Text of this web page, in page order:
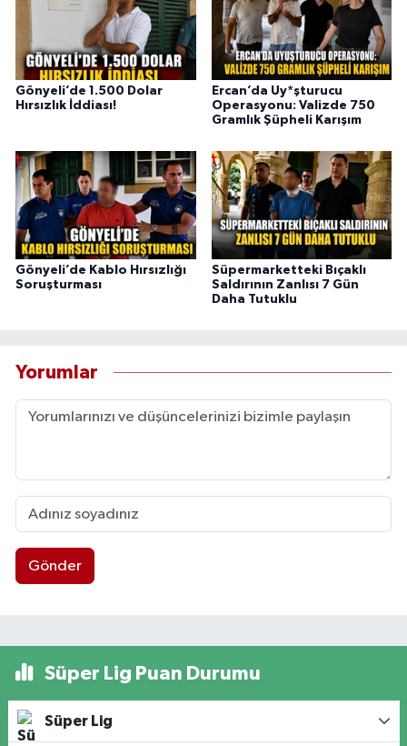
Gönyeli’de 1.500 Dolar
Hırsızlık İddiası!
Ercan’da Uy*şturucu
Operasyonu: Valizde 750
Gramlık Şüpheli Karışım
Gönyeli’de Kablo Hırsızlığı
Soruşturması
Süpermarketteki Bıçaklı
Saldırının Zanlısı 7 Gün
Daha Tutuklu
Yorumlar
Gönder
Süper Lig Puan Durumu
Süper Lig